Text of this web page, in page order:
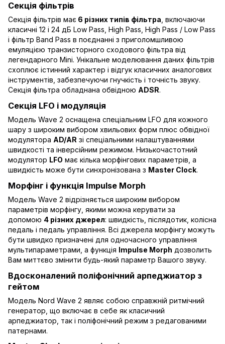
Секція фільтрів
Секція фільтрів має 6 різних типів фільтра , включаючи
класичні 12 і 24 дБ Low Pass, High Pass, High Pass / Low Pass
і фільтр Band Pass в поєднанні з приголомшливою
емуляцією транзисторного сходового фільтра від
легендарного Mini. Унікальне моделювання даних фільтрів
схоплює істинний характер і відгук класичних аналогових
інструментів, забезпечуючи гнучкість і точність звуку.
Секція фільтра обладнана обвідною ADSR.
Секція LFO і модуляція
Модель Wave 2 оснащена спеціальним LFO для кожного
шару з широким вибором хвильових форм плюс обвідної
модулятора AD/AR зі спеціальними налаштуваннями
швидкості та інверсійним режимом. Низькочастотний
модулятор LFO має кілька морфінгових параметрів, а
швидкість може бути синхронізована з Master Clock.
Морфінг і функція Impulse Morph
Модель Wave 2 відрізняється широким вибором
параметрів морфінгу, якими можна керувати за
допомою 4 різних джерел: швидкість, післядотик, колісна
педаль і педаль управління. Всі джерела морфінгу можуть
бути швидко призначені для одночасного управління
мультипараметрами, а функція Impulse Morph дозволить
Вам миттєво змінити будь-який параметр Вашого звуку.
Вдосконалений поліфонічний арпеджиатор з
гейтом
Модель Nord Wave 2 являє собою справжній ритмічний
генератор, що включає в себе як класичний
арпеджиатор, так і поліфонічний режим з редагованими
патернами.